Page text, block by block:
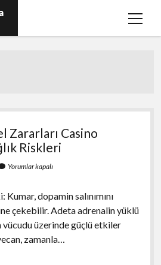
menüyü
Zararları Casino
Riskleri
Yorumlar kapalı
Kumar, dopamin salınımını
çekebilir. Adeta adrenalin yüklü
vücudu üzerinde güçlü etkiler
zamanla…